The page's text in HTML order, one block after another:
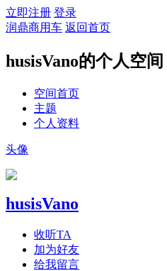
立即注册 登录
润鼎商用车 返回首页
husisVano的个人空间
空间首页
主题
个人资料
头像
husisVano
收听TA
加为好友
给我留言